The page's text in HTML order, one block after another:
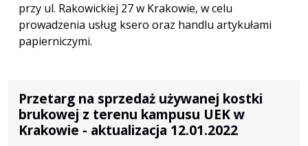
przy ul. Rakowickiej 27 w Krakowie, w celu
prowadzenia usług ksero oraz handlu artykułami
papierniczymi.
Przetarg na sprzedaż używanej kostki
brukowej z terenu kampusu UEK w
Krakowie - aktualizacja 12.01.2022